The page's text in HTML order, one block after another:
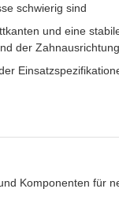
schwierig sind
und eine
der Zahnausrichtung
Komponenten für